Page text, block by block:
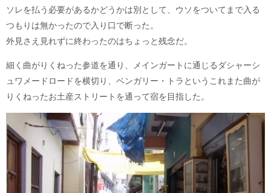
ソレを払う必要があるかどうかは別として、ウソをついてまで入る
つもりは無かったので入り口で断った。
外見さえ見れずに終わったのはちょっと残念だ。
細く曲がりくねった参道を通り、メインガートに通じるダシャーシ
ュワメードロードを横切り、ベンガリー・トラというこれまた曲が
りくねったお土産ストリートを通って宿を目指した。